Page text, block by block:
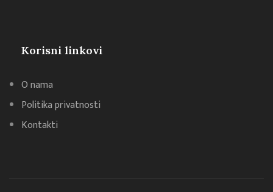
Korisni linkovi
O nama
Politika privatnosti
Kontakti